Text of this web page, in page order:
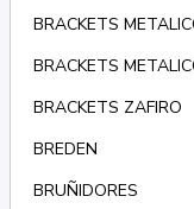
BRACKETS
BRACKETS
BRACKETS ZAFIRO
BREDEN
BRUÑIDORES